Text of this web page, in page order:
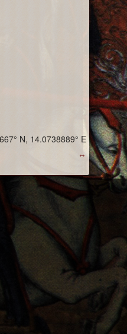
↔
N, 14.0738889° E